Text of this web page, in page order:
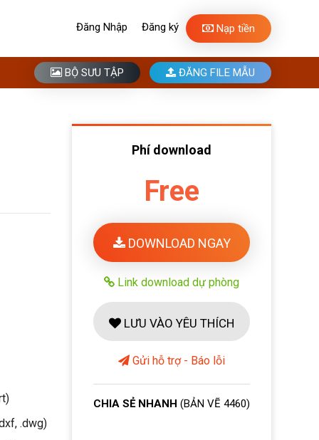
Đăng Nhập Đăng ký Nạp tiền
BỘ SƯU TẬP ĐĂNG FILE MẪU
.dwg)
Phí download
Free
DOWNLOAD NGAY
Link download dự phòng
LƯU VÀO YÊU THÍCH
Gửi hỗ trợ - Báo lỗi
CHIA SẺ NHANH (BẢN VẼ 4460)